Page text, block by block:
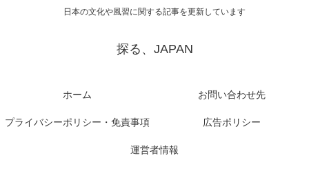
日本の文化や風習に関する記事を更新しています
探る、JAPAN
ホーム お問い合わせ先
プライバシーポリシー・免責事項 広告ポリシー
運営者情報